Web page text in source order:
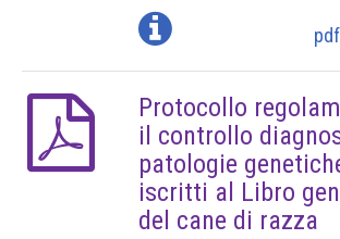
pdf
Protocollo
il controllo
patologie
iscritti al Libro
del cane di razza